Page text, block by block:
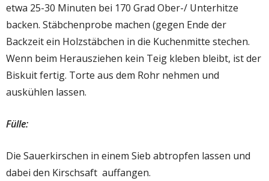
etwa 25-30 Minuten bei 170 Grad Ober-/ Unterhitze
backen. Stäbchenprobe machen (gegen Ende der
Backzeit ein Holzstäbchen in die Kuchenmitte stechen.
Wenn beim Herausziehen kein Teig kleben bleibt, ist der
Biskuit fertig. Torte aus dem Rohr nehmen und
auskühlen lassen.
Fülle:
Die Sauerkirschen in einem Sieb abtropfen lassen und
dabei den Kirschsaft auffangen.